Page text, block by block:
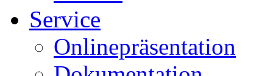
Service
Onlinepräsentation